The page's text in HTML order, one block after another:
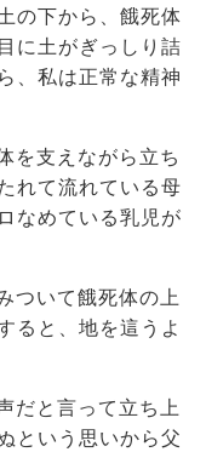
の下から、餓死体
に土がぎっしり詰
、私は正常な精神
を支えながら立ち
れて流れている母
なめている乳児が
ついて餓死体の上
ると、地を這うよ
だと言って立ち上
という思いから父